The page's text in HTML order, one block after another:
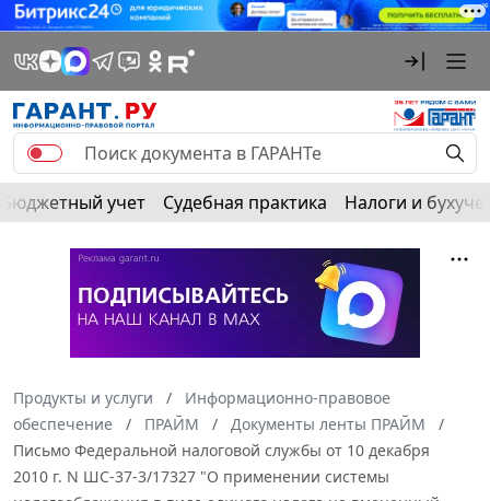
Бюджетный учет Судебная практика Налоги и
Продукты и услуги
Информационно-правовое
обеспечение
ПРАЙМ
Документы ленты ПРАЙМ
Письмо Федеральной налоговой службы от 10 декабря
2010 г. N ШС-37-3/17327 "О применении системы